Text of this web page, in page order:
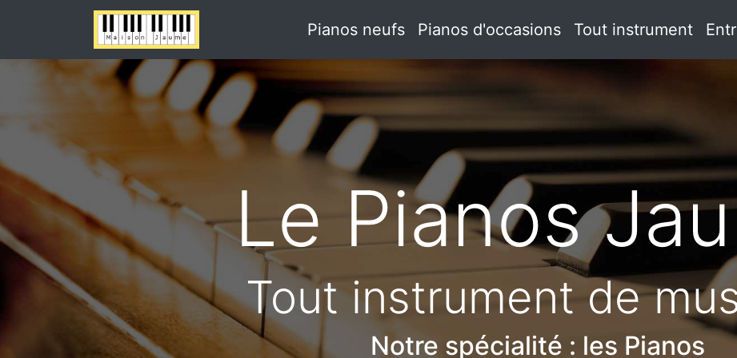
Pianos neufs Pianos d'occasions Tout instrument
Le Pianos
Tout instrument de
Notre spécialité : les Pianos